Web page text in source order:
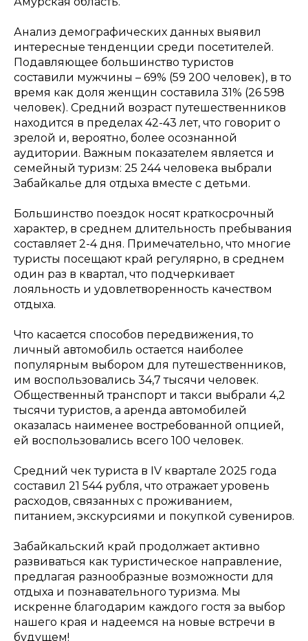
Анализ демографических данных выявил
интересные тенденции среди посетителей.
Подавляющее большинство туристов
составили мужчины – 69% (59 200 человек), в то
время как доля женщин составила 31% (26 598
человек). Средний возраст путешественников
находится в пределах 42-43 лет, что говорит о
зрелой и, вероятно, более осознанной
аудитории. Важным показателем является и
семейный туризм: 25 244 человека выбрали
Забайкалье для отдыха вместе с детьми.
Большинство поездок носят краткосрочный
характер, в среднем длительность пребывания
составляет 2-4 дня. Примечательно, что многие
туристы посещают край регулярно, в среднем
один раз в квартал, что подчеркивает
лояльность и удовлетворенность качеством
отдыха.
Что касается способов передвижения, то
личный автомобиль остается наиболее
популярным выбором для путешественников,
им воспользовались 34,7 тысячи человек.
Общественный транспорт и такси выбрали 4,2
тысячи туристов, а аренда автомобилей
оказалась наименее востребованной опцией,
ей воспользовались всего 100 человек.
Средний чек туриста в IV квартале 2025 года
составил 21 544 рубля, что отражает уровень
расходов, связанных с проживанием,
питанием, экскурсиями и покупкой сувениров.
Забайкальский край продолжает активно
развиваться как туристическое направление,
предлагая разнообразные возможности для
отдыха и познавательного туризма. Мы
искренне благодарим каждого гостя за выбор
нашего края и надеемся на новые встречи в
будущем!